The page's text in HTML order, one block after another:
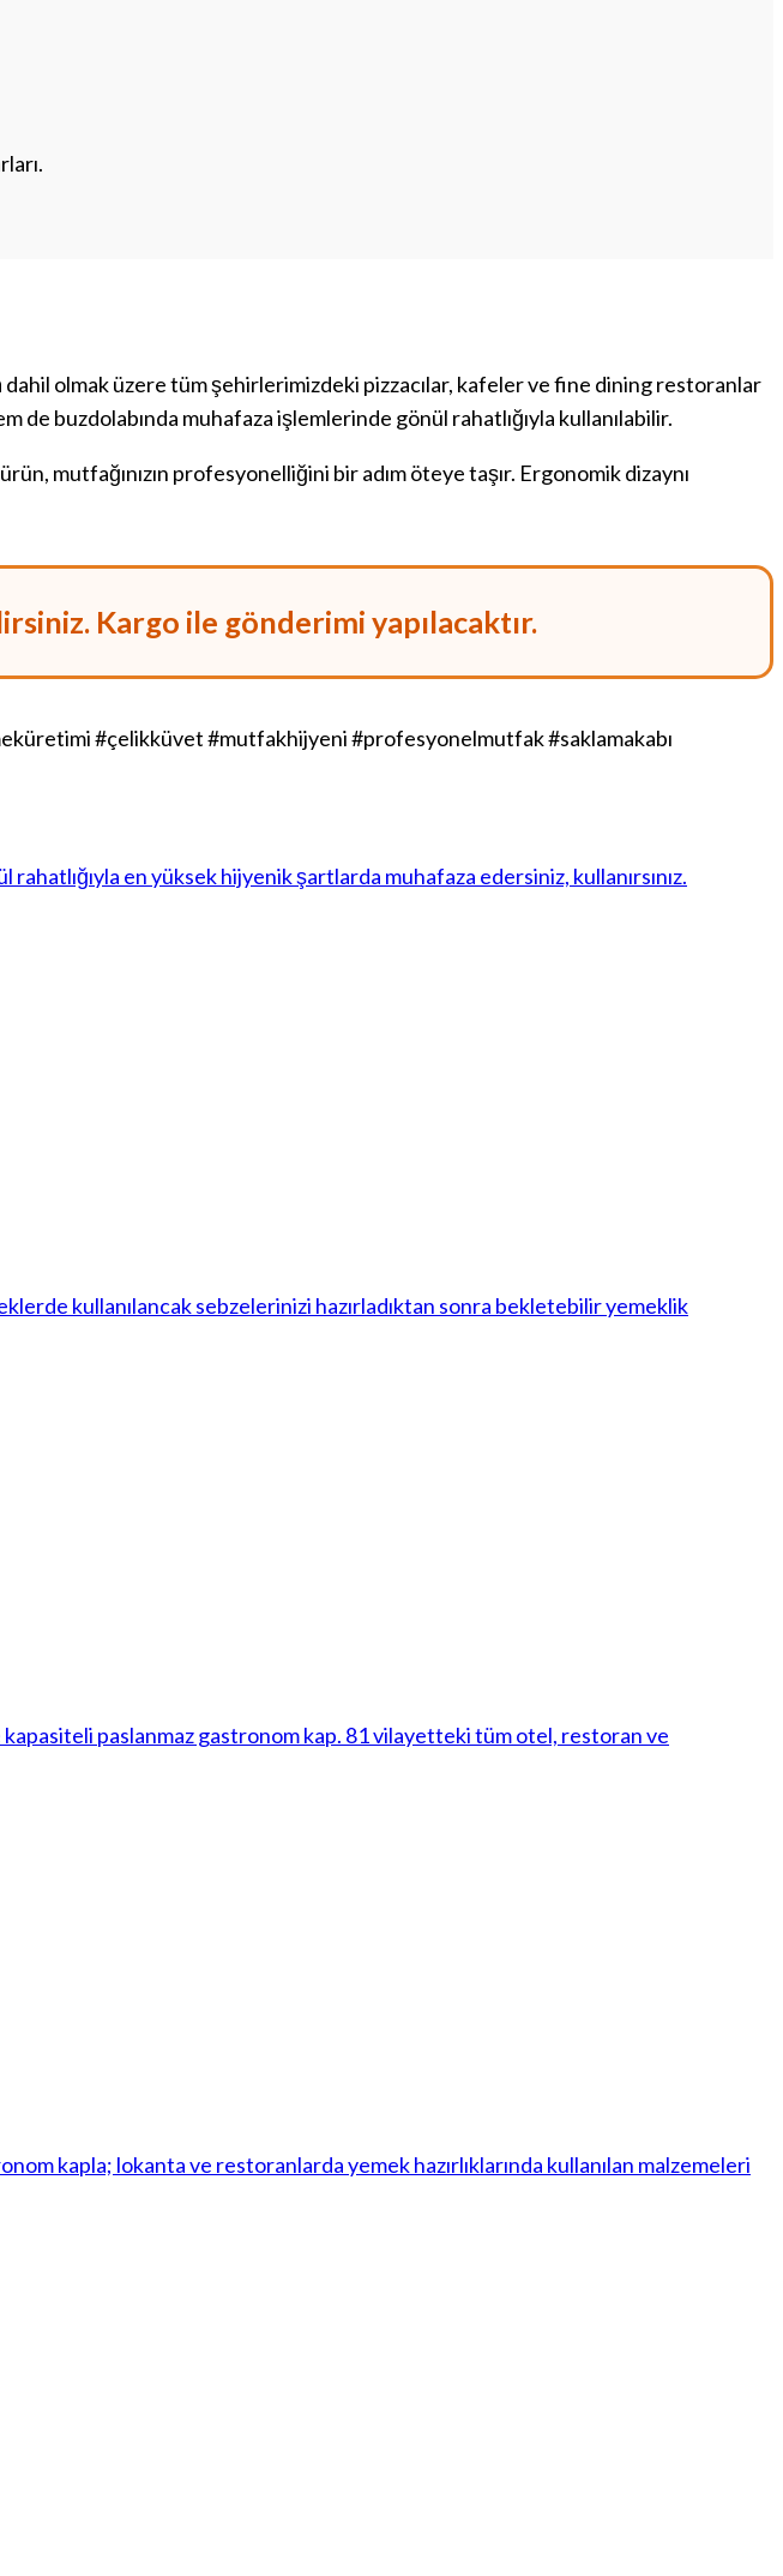
dahil olmak üzere tüm şehirlerimizdeki pizzacılar, kafeler ve fine dining restoranlar
de buzdolabında muhafaza işlemlerinde gönül rahatlığıyla kullanılabilir.
mutfağınızın profesyonelliğini bir adım öteye taşır. Ergonomik dizaynı
Kargo ile gönderimi yapılacaktır.
#çelikküvet #mutfakhijyeni #profesyonelmutfak #saklamakabı